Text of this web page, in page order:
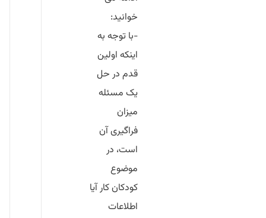
خوانید:
-با توجه به
اینکه اولین
قدم در حل
یک مسئله
میزان
فراگیری آن
است، در
موضوع
کودکان کار آیا
اطلاعات